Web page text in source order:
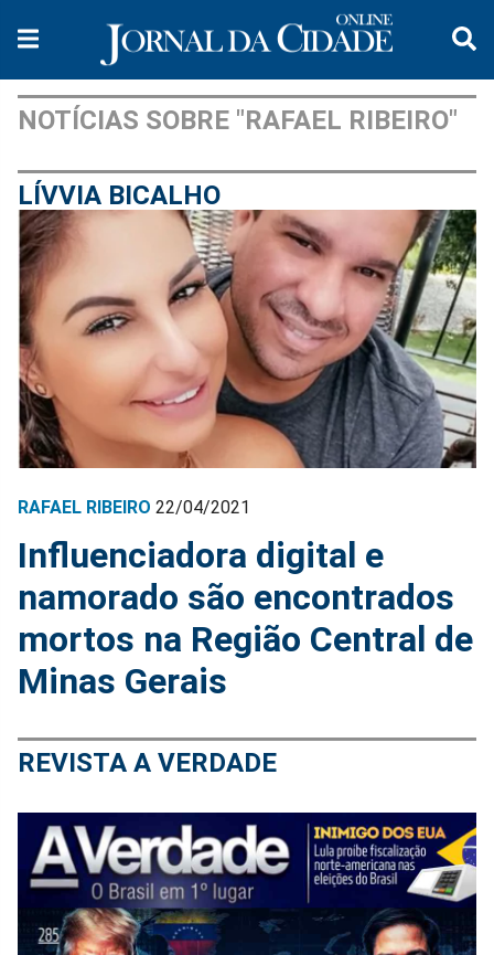
NOTÍCIAS SOBRE "RAFAEL RIBEIRO"
LÍVVIA BICALHO
RAFAEL RIBEIRO 22/04/2021
Influenciadora digital e
namorado são encontrados
mortos na Região Central de
Minas Gerais
REVISTA A VERDADE